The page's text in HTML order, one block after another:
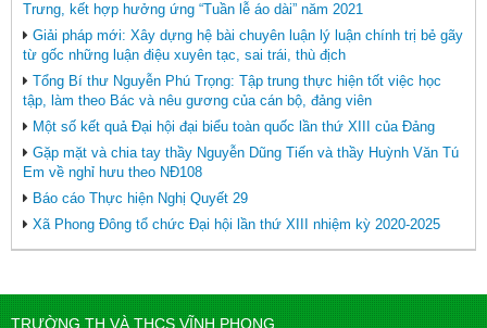
Trưng, kết hợp hưởng ứng “Tuần lễ áo dài” năm 2021
Giải pháp mới: Xây dựng hệ bài chuyên luận lý luận chính trị bẻ gãy
từ gốc những luận điệu xuyên tạc, sai trái, thù địch
Tổng Bí thư Nguyễn Phú Trọng: Tập trung thực hiện tốt việc học
tập, làm theo Bác và nêu gương của cán bộ, đảng viên
Một số kết quả Đại hội đại biểu toàn quốc lần thứ XIII của Đảng
Gặp mặt và chia tay thầy Nguyễn Dũng Tiến và thầy Huỳnh Văn Tú
Em về nghỉ hưu theo NĐ108
Báo cáo Thực hiện Nghị Quyết 29
Xã Phong Đông tổ chức Đại hội lần thứ XIII nhiệm kỳ 2020-2025
TRƯỜNG TH VÀ THCS VĨNH PHONG